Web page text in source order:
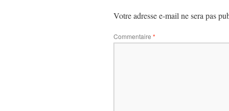
Votre adresse e-mail ne sera pas
Commentaire *